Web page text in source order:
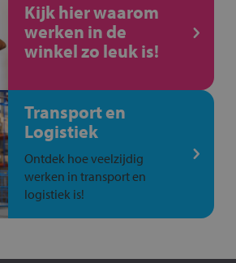
Kijk hier waarom
werken in de
winkel zo leuk is!
Transport en
Logistiek
Ontdek hoe veelzijdig
werken in transport en
logistiek is!